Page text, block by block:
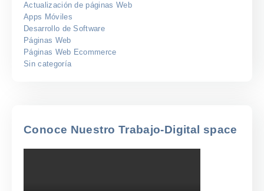
Actualización de páginas Web
Apps Móviles
Desarrollo de Software
Páginas Web
Páginas Web Ecommerce
Sin categoría
Conoce Nuestro Trabajo-Digital space